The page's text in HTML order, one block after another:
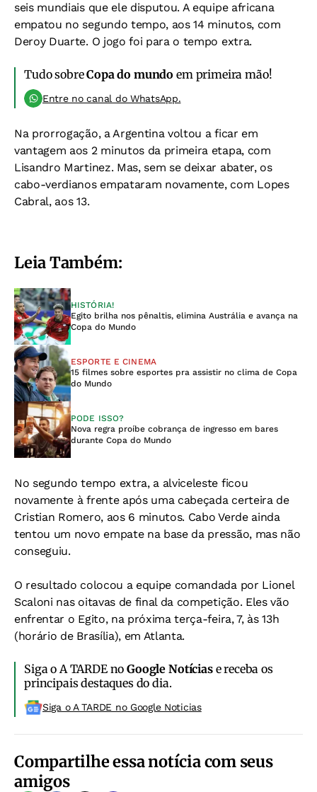
seis mundiais que ele disputou. A equipe africana
empatou no segundo tempo, aos 14 minutos, com
Deroy Duarte. O jogo foi para o tempo extra.
Tudo sobreCopa do mundo em primeira mão!
Entre no canal do WhatsApp.
Na prorrogação, a Argentina voltou a ficar em
vantagem aos 2 minutos da primeira etapa, com
Lisandro Martinez. Mas, sem se deixar abater, os
cabo-verdianos empataram novamente, com Lopes
Cabral, aos 13.
Leia Também:
HISTÓRIA!
Egito brilha nos pênaltis, elimina Austrália e avança na
Copa do Mundo
ESPORTE E CINEMA
15 filmes sobre esportes pra assistir no clima de Copa
do Mundo
PODE ISSO?
Nova regra proíbe cobrança de ingresso em bares
durante Copa do Mundo
No segundo tempo extra, a alviceleste ficou
novamente à frente após uma cabeçada certeira de
Cristian Romero, aos 6 minutos. Cabo Verde ainda
tentou um novo empate na base da pressão, mas não
conseguiu.
O resultado colocou a equipe comandada por Lionel
Scaloni nas oitavas de final da competição. Eles vão
enfrentar o Egito, na próxima terça-feira, 7, às 13h
(horário de Brasília), em Atlanta.
Siga o A TARDE noGoogle Notíciase receba os
principais destaques do dia.
Siga o A TARDE no Google Noticias
Compartilhe essa notícia com seus
amigos